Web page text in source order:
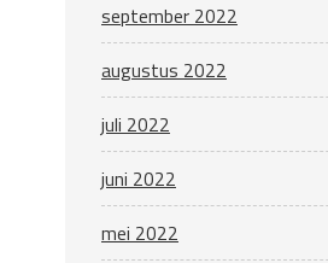
september 2022
augustus 2022
juli 2022
juni 2022
mei 2022